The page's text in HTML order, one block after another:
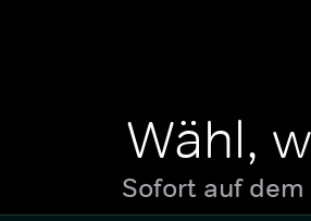
Wähl,
Sofort auf